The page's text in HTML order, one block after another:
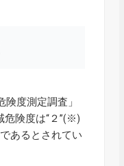
度測定調査」
危険度は“２”(※)
あるとされてい